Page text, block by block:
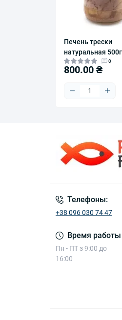
Печень трески
натуральная
0
800.00 ₴
Телефоны:
+38 096 030 74 47
Время работы
Пн - ПТ з 9:00 до
16:00